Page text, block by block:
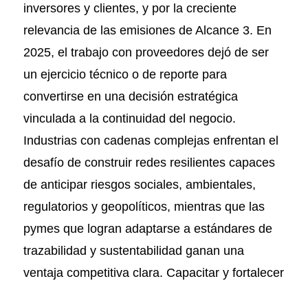
inversores y clientes, y por la creciente
relevancia de las emisiones de Alcance 3. En
2025, el trabajo con proveedores dejó de ser
un ejercicio técnico o de reporte para
convertirse en una decisión estratégica
vinculada a la continuidad del negocio.
Industrias con cadenas complejas enfrentan el
desafío de construir redes resilientes capaces
de anticipar riesgos sociales, ambientales,
regulatorios y geopolíticos, mientras que las
pymes que logran adaptarse a estándares de
trazabilidad y sustentabilidad ganan una
ventaja competitiva clara. Capacitar y fortalecer